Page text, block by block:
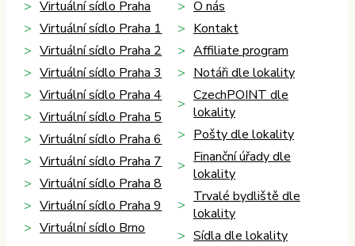
Virtuální sídlo Praha
Virtuální sídlo Praha 1
Virtuální sídlo Praha 2
Virtuální sídlo Praha 3
Virtuální sídlo Praha 4
Virtuální sídlo Praha 5
Virtuální sídlo Praha 6
Virtuální sídlo Praha 7
Virtuální sídlo Praha 8
Virtuální sídlo Praha 9
Virtuální sídlo Brno
O nás
Kontakt
Affiliate program
Notáři dle lokality
CzechPOINT dle
lokality
Pošty dle lokality
Finanční úřady dle
lokality
Trvalé bydliště dle
lokality
Sídla dle lokality